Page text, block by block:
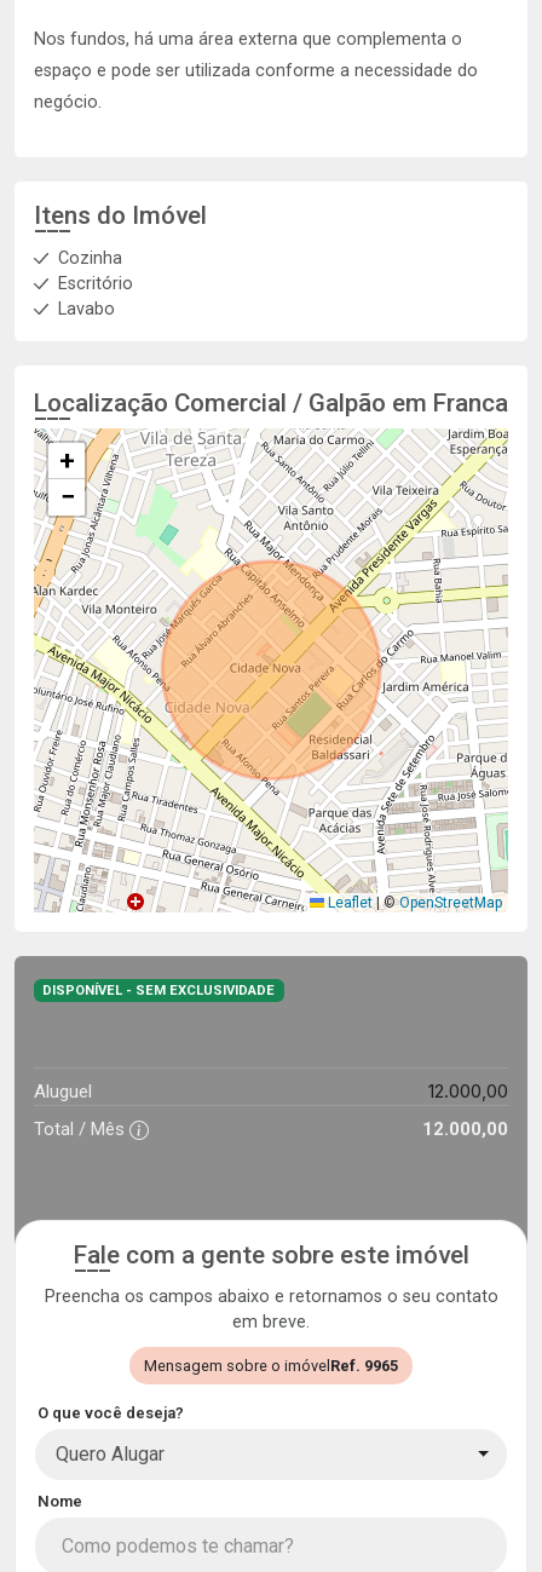
Nos fundos, há uma área externa que complementa o
espaço e pode ser utilizada conforme a necessidade do
negócio.
Itens do Imóvel
Cozinha
Escritório
Lavabo
Localização Comercial / Galpão em Franca
+
−
Leaflet |©OpenStreetMap
DISPONÍVEL - SEM EXCLUSIVIDADE
Aluguel 12.000,00
Total / Mês 12.000,00
Fale com a gente sobre este imóvel
Preencha os campos abaixo e retornamos o seu contato
em breve.
Mensagem sobre o imóvel Ref. 9965
O que você deseja?
Quero Alugar
Nome